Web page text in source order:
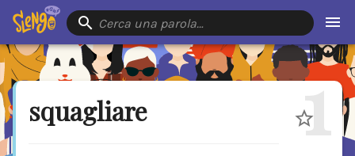
Cerca una parola…
squagliare 1